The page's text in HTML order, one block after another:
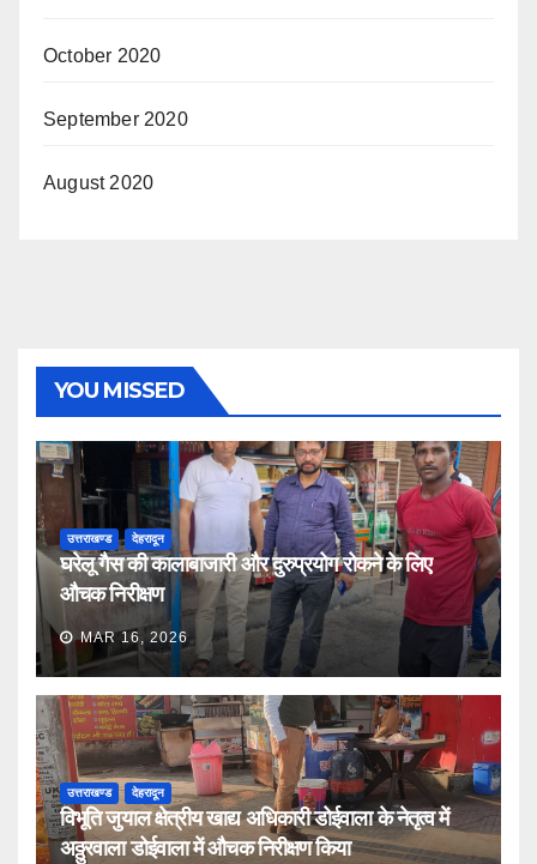
October 2020
September 2020
August 2020
YOU MISSED
उत्तराखण्ड देहरादून
घरेलू गैस की कालाबाजारी और दुरुप्रयोग रोकने के लिए
औचक निरीक्षण
MAR 16, 2026
उत्तराखण्ड देहरादून
विभूति जुयाल क्षेत्रीय खाद्य अधिकारी डोईवाला के नेतृत्व में
अठ्ठुरवाला डोईवाला में औचक निरीक्षण किया